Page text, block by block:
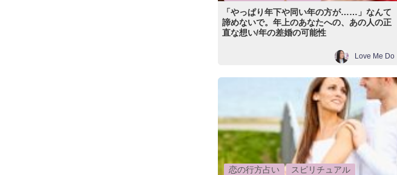
「やっぱり年下や同い年の方が……」なんて
諦めないで。年上のあなたへの、あの人の正
直な想い/年の差婚の可能性
Love Me Do
恋の行方占い
スピリチュアル